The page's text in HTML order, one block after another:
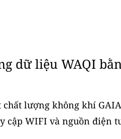
dữ liệu WAQI
lượng không khí
cập WIFI và nguồn điện